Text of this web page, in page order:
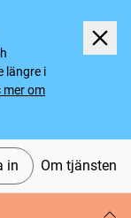
längre i
mer om
in Om tjänsten